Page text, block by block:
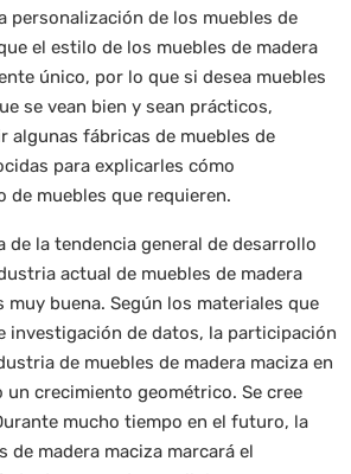
personalización de los muebles de
el estilo de los muebles de madera
único, por lo que si desea muebles
se vean bien y sean prácticos,
algunas fábricas de muebles de
para explicarles cómo
de muebles que requieren.
de la tendencia general de desarrollo
actual de muebles de madera
muy buena. Según los materiales que
investigación de datos, la participación
de muebles de madera maciza en
un crecimiento geométrico. Se cree
mucho tiempo en el futuro, la
de madera maciza marcará el